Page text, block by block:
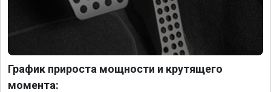
График прироста мощности и крутящего
момента: